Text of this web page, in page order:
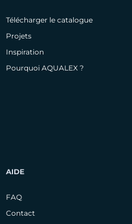
Télécharger le catalogue
Projets
Inspiration
Pourquoi AQUALEX ?
AIDE
FAQ
Contact